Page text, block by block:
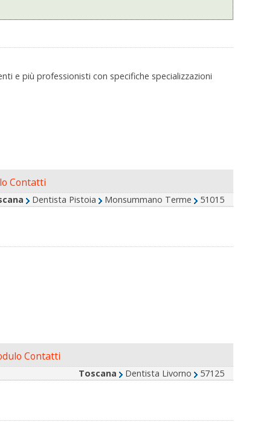
e più professionisti con specifiche specializzazioni
Contatti
Dentista Pistoia Monsummano Terme 51015
Contatti
Toscana Dentista Livorno 57125